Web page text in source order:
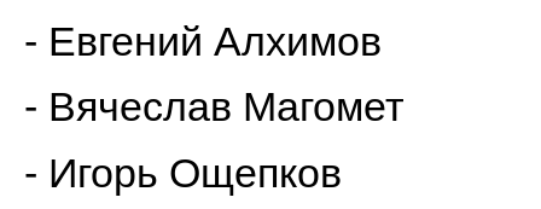
- Евгений Алхимов
- Вячеслав Магомет
- Игорь Ощепков